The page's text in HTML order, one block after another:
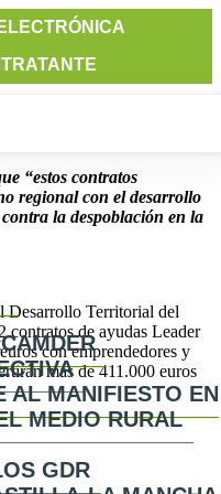
AL MANIFIESTO EN
MEDIO RURAL
GDR
“estos contratos
regional con el desarrollo
la despoblación en la
Desarrollo Territorial del
de ayudas Leader
con emprendedores y
más de 411.000 euros